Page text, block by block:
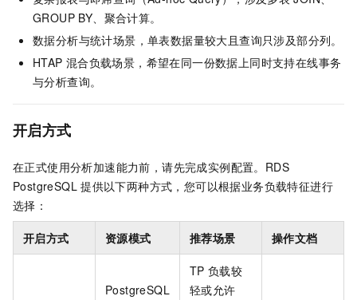
GROUP BY、聚合计算。
数据分析与统计场景，单表数据量较大且查询只涉及部分列。
HTAP 混合负载场景，希望在同一份数据上同时支持在线事务
与分析查询。
开启方式
在正式使用分析加速能力前，请先完成实例配置。RDS
PostgreSQL 提供以下两种方式，您可以根据业务负载特征进行
选择：
开启方式 资源模式 推荐场景 操作文档
PostgreSQL
TP 负载较
轻或允许